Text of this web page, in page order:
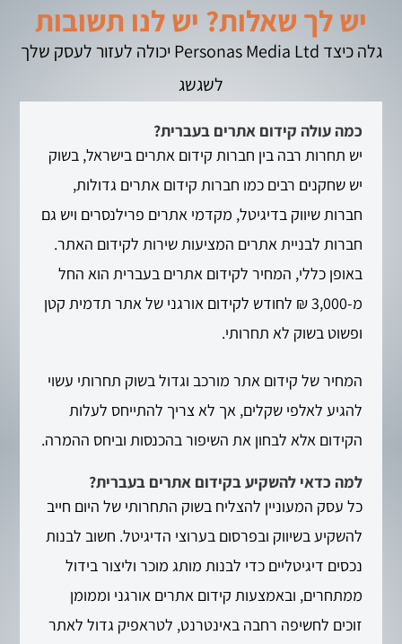
יש לך שאלות? יש לנו תשובות
גלה כיצד Personas Media Ltd יכולה לעזור לעסק שלך
לשגשג
כמה עולה קידום אתרים בעברית?
יש תחרות רבה בין חברות קידום אתרים בישראל, בשוק
יש שחקנים רבים כמו חברות קידום אתרים גדולות,
חברות שיווק בדיגיטל, מקדמי אתרים פרילנסרים ויש גם
חברות לבניית אתרים המציעות שירות לקידום האתר.
באופן כללי, המחיר לקידום אתרים בעברית הוא החל
מ-3,000 ₪ לחודש לקידום אורגני של אתר תדמית קטן
ופשוט בשוק לא תחרותי.
המחיר של קידום אתר מורכב וגדול בשוק תחרותי עשוי
להגיע לאלפי שקלים, אך לא צריך להתייחס לעלות
הקידום אלא לבחון את השיפור בהכנסות וביחס ההמרה.
למה כדאי להשקיע בקידום אתרים בעברית?
כל עסק המעוניין להצליח בשוק התחרותי של היום חייב
להשקיע בשיווק ובפרסום בערוצי הדיגיטל. חשוב לבנות
נכסים דיגיטליים כדי לבנות מותג מוכר וליצור בידול
ממתחרים, ובאמצעות קידום אתרים אורגני וממומן
זוכים לחשיפה רחבה באינטרנט, לטראפיק גדול לאתר